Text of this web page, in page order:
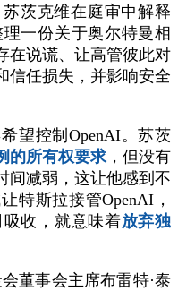
苏茨克维在庭审中解释
一份关于奥尔特曼相
在说谎、让高管彼此对
信任损失，并影响安全
望控制OpenAI。苏茨
的所有权要求，但没有
间减弱，这让他感到不
特斯拉接管OpenAI，
吸收，就意味着放弃独
董事会主席布雷特·泰